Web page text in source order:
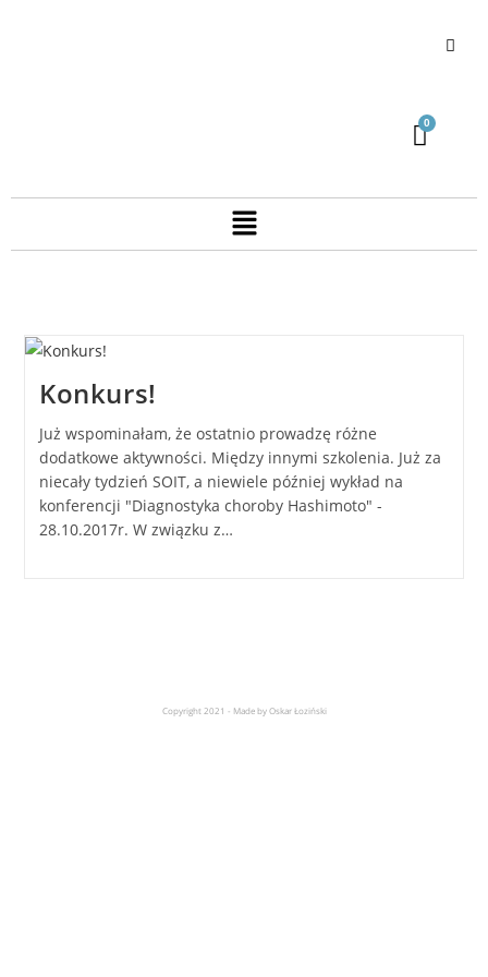
Konkurs!
Już wspominałam, że ostatnio prowadzę różne
dodatkowe aktywności. Między innymi szkolenia. Już za
niecały tydzień SOIT, a niewiele później wykład na
konferencji "Diagnostyka choroby Hashimoto" -
28.10.2017r. W związku z…
Copyright 2021 - Made by Oskar Łoziński